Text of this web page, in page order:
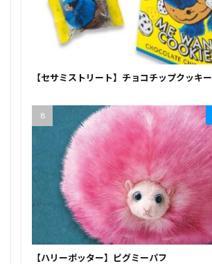
【セサミストリート】チョコチップクッキー
【ハリーポッター】ピグミーパフ